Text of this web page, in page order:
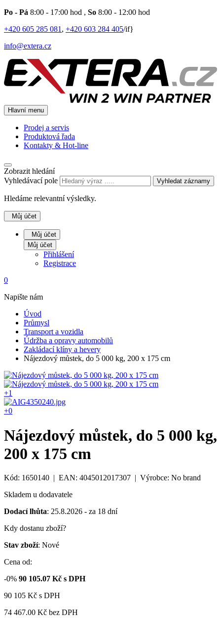
Po - Pá 8:00 - 17:00 hod , So 8:00 - 12:00 hod
+420 605 285 081 , +420 603 284 405/if}
info@extera.cz
Hlavní menu
Prodej a servis
Produktová řada
Kontakty & Hot-line
Zobrazit hledání
Vyhledávací pole
Vyhledat záznamy
Hledáme relevantní výsledky.
Můj účet
Můj účet
Můj účet
Přihlášení
Registrace
0
Napište nám
Úvod
Průmysl
Transport a vozidla
Údržba a opravy automobilů
Zakládací klíny a hevery
Nájezdový můstek, do 5 000 kg, 200 x 175 cm
+1
+0
Nájezdový můstek, do 5 000 kg,
200 x 175 cm
Kód: 1650140 | EAN: 4045012017307 | Výrobce: No brand
Skladem u dodavatele
Dodací lhůta: 25.8.2026 - za 18 dní
Kdy dostanu zboží?
Stav zboží: Nové
Cena od:
-0% 90 105.07 Kč s DPH
90 105 Kč s DPH
74 467.00 Kč bez DPH